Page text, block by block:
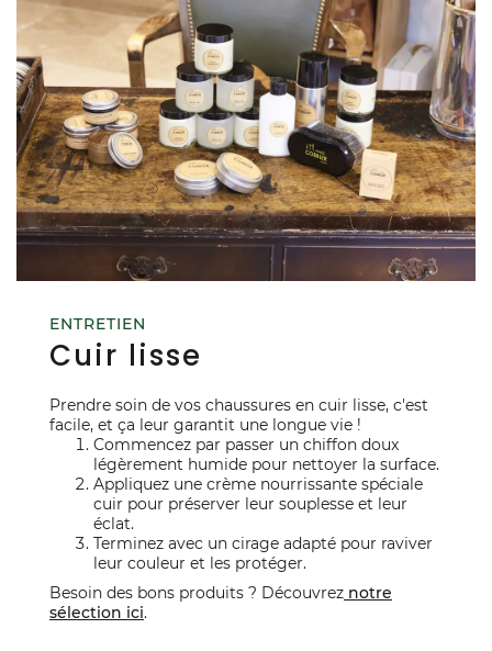
ENTRETIEN
Cuir lisse
Prendre soin de vos chaussures en cuir lisse, c'est
facile, et ça leur garantit une longue vie !
Commencez par passer un chiffon doux
légèrement humide pour nettoyer la surface.
Appliquez une crème nourrissante spéciale
cuir pour préserver leur souplesse et leur
éclat.
Terminez avec un cirage adapté pour raviver
leur couleur et les protéger.
Besoin des bons produits ? Découvrez notre
sélection ici.